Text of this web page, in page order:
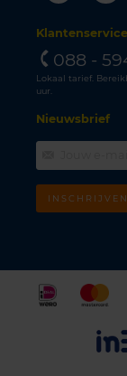
Klantenservice
088 -
Lokaal tarief.
uur.
Nieuwsbrief
INSCHRIJVEN